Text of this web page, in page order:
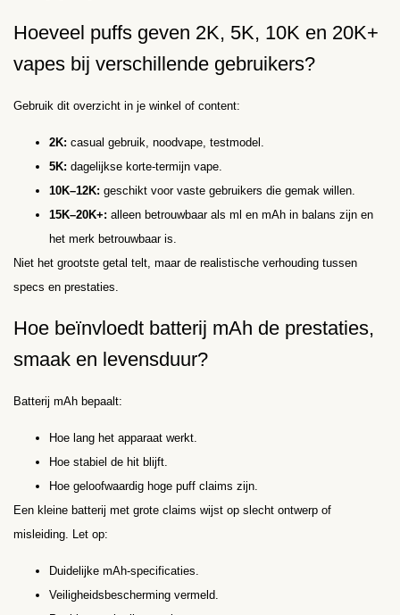
Hoeveel puffs geven 2K, 5K, 10K en 20K+
vapes bij verschillende gebruikers?
Gebruik dit overzicht in je winkel of content:
2K: casual gebruik, noodvape, testmodel.
5K: dagelijkse korte-termijn vape.
10K–12K: geschikt voor vaste gebruikers die gemak willen.
15K–20K+: alleen betrouwbaar als ml en mAh in balans zijn en
het merk betrouwbaar is.
Niet het grootste getal telt, maar de realistische verhouding tussen
specs en prestaties.
Hoe beïnvloedt batterij mAh de prestaties,
smaak en levensduur?
Batterij mAh bepaalt:
Hoe lang het apparaat werkt.
Hoe stabiel de hit blijft.
Hoe geloofwaardig hoge puff claims zijn.
Een kleine batterij met grote claims wijst op slecht ontwerp of
misleiding. Let op:
Duidelijke mAh-specificaties.
Veiligheidsbescherming vermeld.